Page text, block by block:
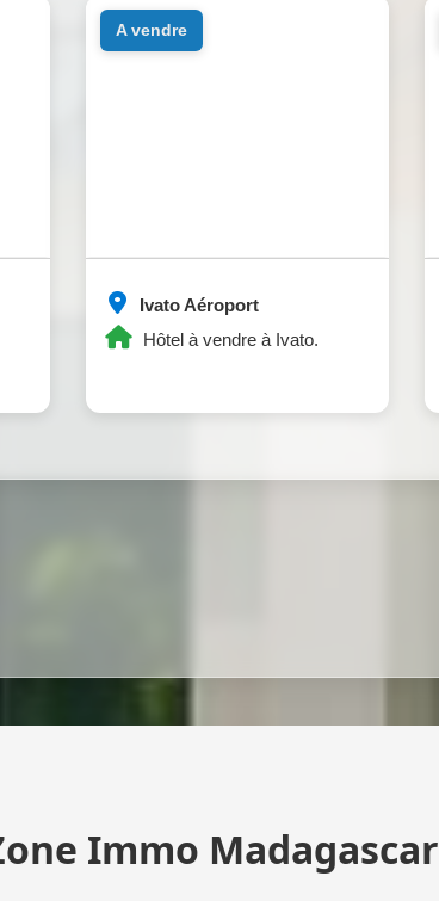
Ivato Aéroport
Hôtel à vendre à Ivato.
a vendre
Immo Madagascar